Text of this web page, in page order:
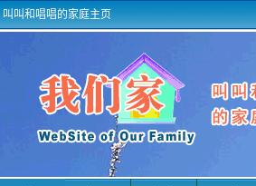
叫叫和唱唱的家庭主页